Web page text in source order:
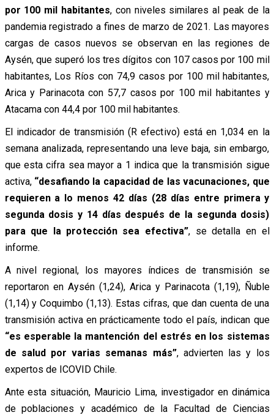
por 100 mil habitantes, con niveles similares al peak de la
pandemia registrado a fines de marzo de 2021. Las mayores
cargas de casos nuevos se observan en las regiones de
Aysén, que superó los tres dígitos con 107 casos por 100 mil
habitantes, Los Ríos con 74,9 casos por 100 mil habitantes,
Arica y Parinacota con 57,7 casos por 100 mil habitantes y
Atacama con 44,4 por 100 mil habitantes.
El indicador de transmisión (R efectivo) está en 1,034 en la
semana analizada, representando una leve baja, sin embargo,
que esta cifra sea mayor a 1 indica que la transmisión sigue
activa, “desafiando la capacidad de las vacunaciones, que
requieren a lo menos 42 días (28 días entre primera y
segunda dosis y 14 días después de la segunda dosis)
para que la protección sea efectiva”, se detalla en el
informe.
A nivel regional, los mayores índices de transmisión se
reportaron en Aysén (1,24), Arica y Parinacota (1,19), Ñuble
(1,14) y Coquimbo (1,13). Estas cifras, que dan cuenta de una
transmisión activa en prácticamente todo el país, indican que
“es esperable la mantención del estrés en los sistemas
de salud por varias semanas más”, advierten las y los
expertos de ICOVID Chile.
Ante esta situación, Mauricio Lima, investigador en dinámica
de poblaciones y académico de la Facultad de Ciencias